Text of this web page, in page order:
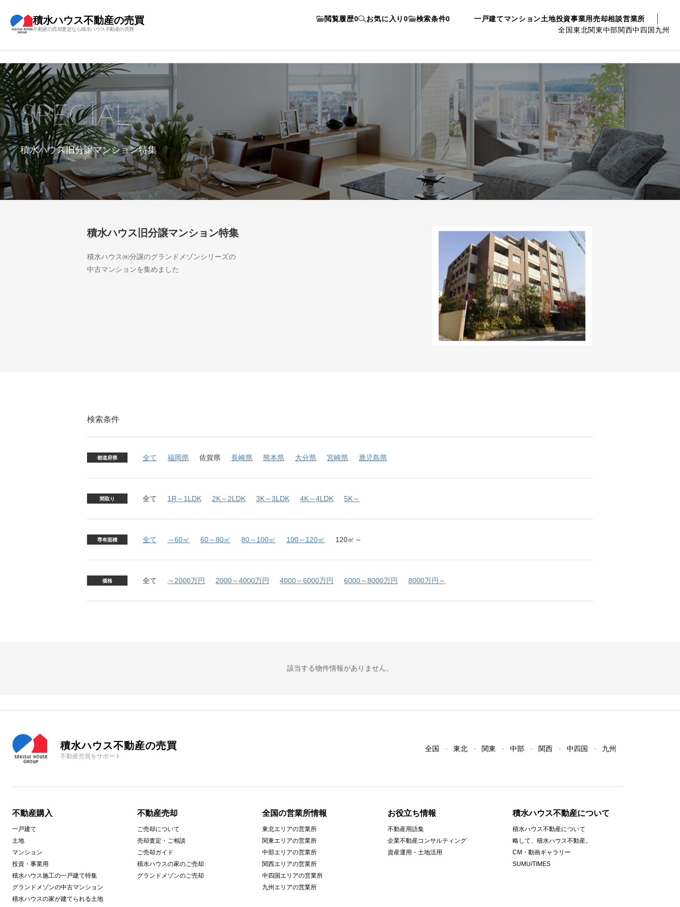
積水ハウス不動産の売買
不動産の売却査定なら積水ハウス不動産の売買
一戸建てマンション土地投資事業用売却相談営業所
全国東北関東中部関西中四国九州
閲覧履歴0 お気に入り 0 検索条件0
積水ハウス旧分譲マンション特集
SPECIAL
積水ハウス旧分譲マンション特集
積水ハウス㈱分譲のグランドメゾンシリーズの
中古マンションを集めました
検索条件
都道府県 全て 福岡県 佐賀県 長崎県 熊本県 大分県 宮崎県 鹿児島県
間取り 全て 1R～1LDK 2K～2LDK 3K～3LDK 4K～4LDK 5K～
専有面積 全て ～60㎡ 60～80㎡ 80～100㎡ 100～120㎡ 120㎡～
価格 全て ～2000万円 2000～4000万円 4000～6000万円 6000～8000万円 8000万円～
該当する物件情報がありません。
積水ハウス不動産の売買
不動産売買をサポート
全国 東北 関東 中部 関西 中四国 九州
不動産購入
一戸建て
土地
マンション
投資・事業用
積水ハウス施工の一戸建て特集
グランドメゾンの中古マンション
積水ハウスの家が建てられる土地
不動産売却
ご売却について
売却査定・ご相談
ご売却ガイド
積水ハウスの家のご売却
グランドメゾンのご売却
全国の営業所情報
東北エリアの営業所
関東エリアの営業所
中部エリアの営業所
関西エリアの営業所
中四国エリアの営業所
九州エリアの営業所
お役立ち情報
不動産用語集
企業不動産コンサルティング
資産運用・土地活用
積水ハウス不動産について
積水ハウス不動産について
略して、積水ハウス不動産。
CM・動画ギャラリー
SUMU/TIMES